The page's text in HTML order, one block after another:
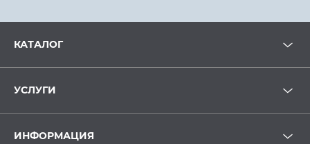
КАТАЛОГ
УСЛУГИ
ИНФОРМАЦИЯ